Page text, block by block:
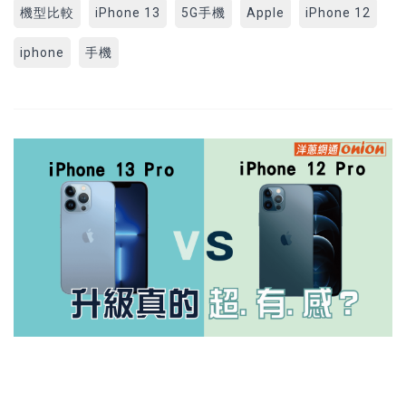
機型比較 iPhone 13 5G手機 Apple iPhone 12
iphone 手機